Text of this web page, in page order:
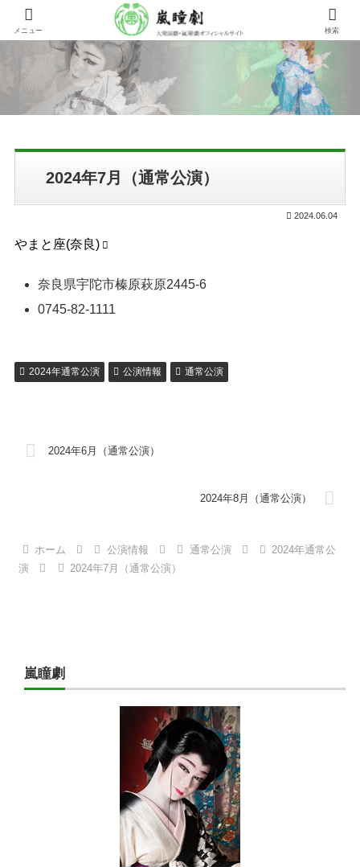
2024年7月（通常公演）
2024.06.04
やまと座(奈良)
奈良県宇陀市榛原萩原2445-6
0745-82-1111
2024年通常公演 公演情報 通常公演
2024年6月（通常公演）
2024年8月（通常公演）
ホーム 公演情報 通常公演
2024年通常公
演
2024年7月（通常公演）
嵐瞳劇
メニュー 検索